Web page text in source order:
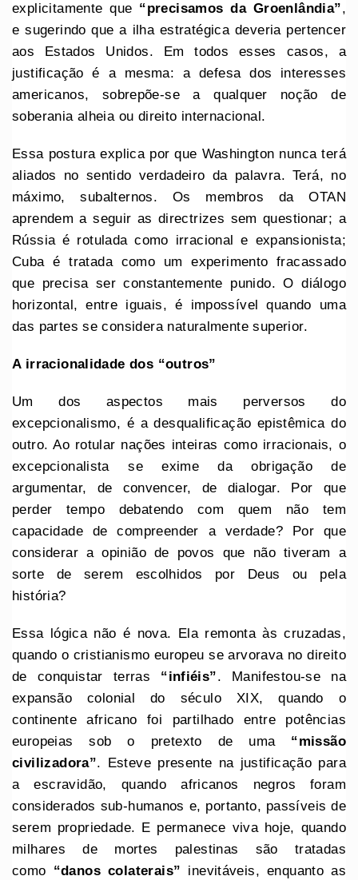
explicitamente que “precisamos da Groenlândia”,
e sugerindo que a ilha estratégica deveria pertencer
aos Estados Unidos. Em todos esses casos, a
justificação é a mesma: a defesa dos interesses
americanos, sobrepõe-se a qualquer noção de
soberania alheia ou direito internacional.
Essa postura explica por que Washington nunca terá
aliados no sentido verdadeiro da palavra. Terá, no
máximo, subalternos. Os membros da OTAN
aprendem a seguir as directrizes sem questionar; a
Rússia é rotulada como irracional e expansionista;
Cuba é tratada como um experimento fracassado
que precisa ser constantemente punido. O diálogo
horizontal, entre iguais, é impossível quando uma
das partes se considera naturalmente superior.
A irracionalidade dos “outros”
Um dos aspectos mais perversos do
excepcionalismo, é a desqualificação epistêmica do
outro. Ao rotular nações inteiras como irracionais, o
excepcionalista se exime da obrigação de
argumentar, de convencer, de dialogar. Por que
perder tempo debatendo com quem não tem
capacidade de compreender a verdade? Por que
considerar a opinião de povos que não tiveram a
sorte de serem escolhidos por Deus ou pela
história?
Essa lógica não é nova. Ela remonta às cruzadas,
quando o cristianismo europeu se arvorava no direito
de conquistar terras “infiéis”. Manifestou-se na
expansão colonial do século XIX, quando o
continente africano foi partilhado entre potências
europeias sob o pretexto de uma “missão
civilizadora”. Esteve presente na justificação para
a escravidão, quando africanos negros foram
considerados sub-humanos e, portanto, passíveis de
serem propriedade. E permanece viva hoje, quando
milhares de mortes palestinas são tratadas
como “danos colaterais” inevitáveis, enquanto as